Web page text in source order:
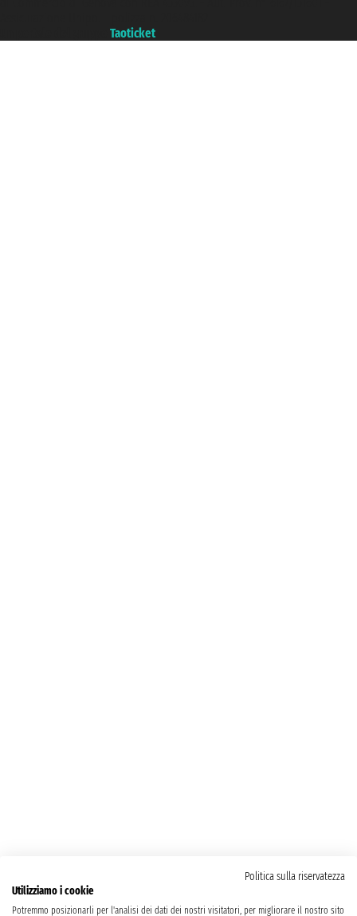
Taoticket
Politica sulla riservatezza
Utilizziamo i cookie
Potremmo posizionarli per l'analisi dei dati dei nostri visitatori, per migliorare il nostro sito